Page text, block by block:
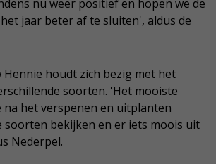
nu weer positief en hopen we de
jaar beter af te sluiten', aldus de
houdt zich bezig met het
soorten. 'Het mooiste
na het verspenen en uitplanten
soorten bekijken en er iets moois uit
Nederpel.